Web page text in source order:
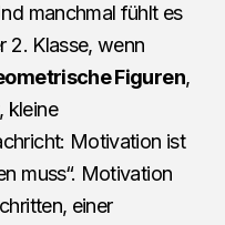
manchmal fühlt es
2. Klasse, wenn
Figuren,
kleine
Motivation ist
muss“. Motivation
einer